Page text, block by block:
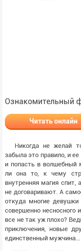
Ознакомительный
Читать онлайн
Никогда не желай
забыла это правило, и
и попасть в волшебный
ли она то, к чему
внутренняя магия спит,
не договаривают. А
откуда многие
совершенно несносного
все не так уж плохо?
приключения, новые
единственный мужчина...